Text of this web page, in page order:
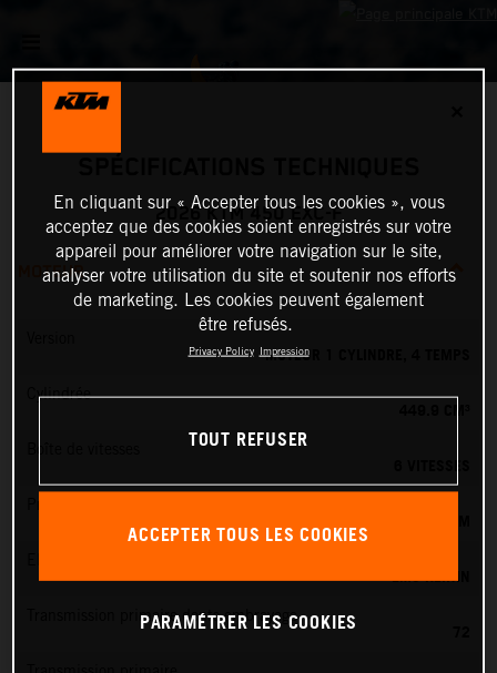
2026 KTM 450 EXC-F
MOTEUR
MOTEUR 1 CYLINDRE, 4 TEMPS
Cylindrée
KEIHIN EFI, CORPS DE PAPILLON 42 MM
EMS KEIHIN
Transmission primaire dents embrayage
En cliquant sur « Accepter tous les cookies », vous
acceptez que des cookies soient enregistrés sur votre
appareil pour améliorer votre navigation sur le site,
analyser votre utilisation du site et soutenir nos efforts
de marketing. Les cookies peuvent également
être refusés.
Privacy Policy Impression
TOUT REFUSER
ACCEPTER TOUS LES COOKIES
PARAMÉTRER LES COOKIES